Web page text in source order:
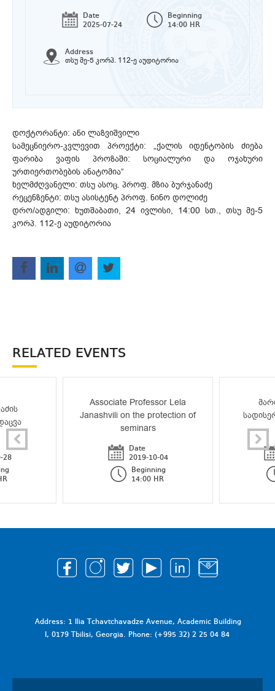
Date
2025-07-24
Beginning
14:00 HR
Address
თსუ მე-5 კორპ. 112-ე აუდიტორია
დოქტორანტი: ანი ლაზვიშვილი
სამეცნიერო-კვლევით პროექტი: „ქალის იდენტობის ძიება
ფარიბა ვაფის პროზაში: სოციალური და ოჯახური
ურთიერთობების ანატომია“
ხელმძღვანელი: თსუ ასოც. პროფ. მზია ბურჯანაძე
რეცენზენტი: თსუ ასისტენტ პროფ. ნინო დოლიძე
დრო/ადგილი: ხუთშაბათი, 24 ივლისი, 14:00 სთ., თსუ მე-5
კორპ. 112-ე აუდიტორია
RELATED EVENTS
28
Associate Professor Lela
Janashvili on the protection of
seminars
Date
2019-10-04
Beginning
14:00 HR
Address: 1 Ilia Tchavtchavadze Avenue, Academic Building
I, 0179 Tbilisi, Georgia. Phone: (+995 32) 2 25 04 84